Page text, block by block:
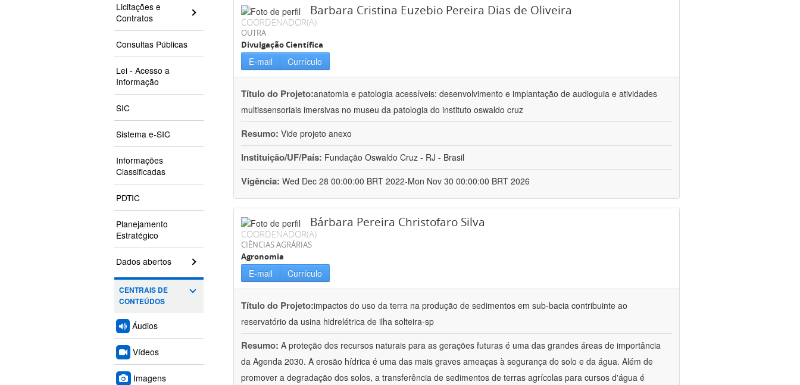
Licitações e
Contratos
Consultas Públicas
Lei - Acesso a
Informação
SIC
Sistema e-SIC
Informações
Classificadas
PDTIC
Planejamento
Estratégico
Dados abertos
CENTRAIS DE
CONTEÚDOS
Áudios
Vídeos
Imagens
Barbara Cristina Euzebio Pereira Dias de Oliveira
COORDENADOR(A)
OUTRA
Divulgação Científica
E-mail Currículo
Título do Projeto:anatomia e patologia acessíveis: desenvolvimento e implantação de audioguia e atividades
multissensoriais imersivas no museu da patologia do instituto oswaldo cruz
Resumo: Vide projeto anexo
Instituição/UF/País: Fundação Oswaldo Cruz - RJ - Brasil
Vigência: Wed Dec 28 00:00:00 BRT 2022-Mon Nov 30 00:00:00 BRT 2026
Bárbara Pereira Christofaro Silva
COORDENADOR(A)
CIÊNCIAS AGRÁRIAS
Agronomia
E-mail Currículo
Título do Projeto:impactos do uso da terra na produção de sedimentos em sub-bacia contribuinte ao
reservatório da usina hidrelétrica de ilha solteira-sp
Resumo: A proteção dos recursos naturais para as gerações futuras é uma das grandes áreas de importância
da Agenda 2030. A erosão hídrica é uma das mais graves ameaças à segurança do solo e da água. Além de
promover a degradação dos solos, a transferência de sedimentos de terras agrícolas para cursos d'água é